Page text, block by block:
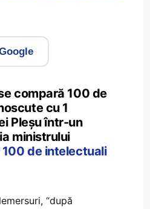
compară 100 de
cu 1
Pleșu într-un
ministrului
de intelectuali
“după